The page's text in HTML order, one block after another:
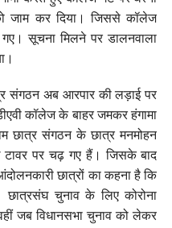
जाम कर दिया। जिससे कॉलेज
सूचना मिलने पर डालनवाला
संगठन अब आरपार की लड़ाई पर
कॉलेज के बाहर जमकर हंगामा
छात्र संगठन के छात्र मनमोहन
पर चढ़ गए हैं। जिसके बाद
छात्रों का कहना है कि
छात्रसंघ चुनाव के लिए कोरोना
जब विधानसभा चुनाव को लेकर